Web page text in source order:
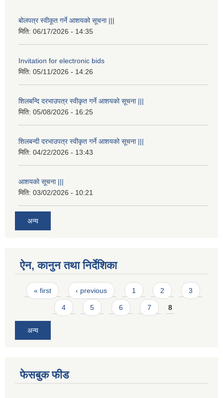
बोलपत्र स्वीकूत गर्ने आशयको सूचना |||
मिति: 06/17/2026 - 14:35
Invitation for electronic bids
मिति: 05/11/2026 - 14:26
शिलबन्दि दरभाउपत्र स्वीकृत गर्ने आशयको सूचना |||
मिति: 05/08/2026 - 16:25
शिलबन्दी दरभाउपत्र स्वीकृत गर्ने आशयको सूचना |||
मिति: 04/22/2026 - 13:43
आशयको सूचना |||
मिति: 03/02/2026 - 10:21
अन्य
ऐन, कानुन तथा निर्देशिका
Pages
« first ‹ previous 1 2 3
4 5 6 7 8
अन्य
फेसबुक फीड